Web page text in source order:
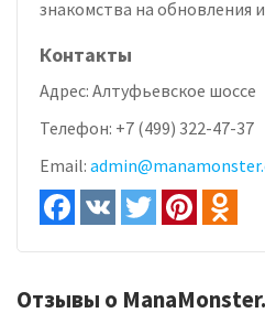
знакомства на обновления
Контакты
Адрес: Алтуфьевское шоссе
Телефон: +7 (499) 322-47-37
Email:
Отзывы о